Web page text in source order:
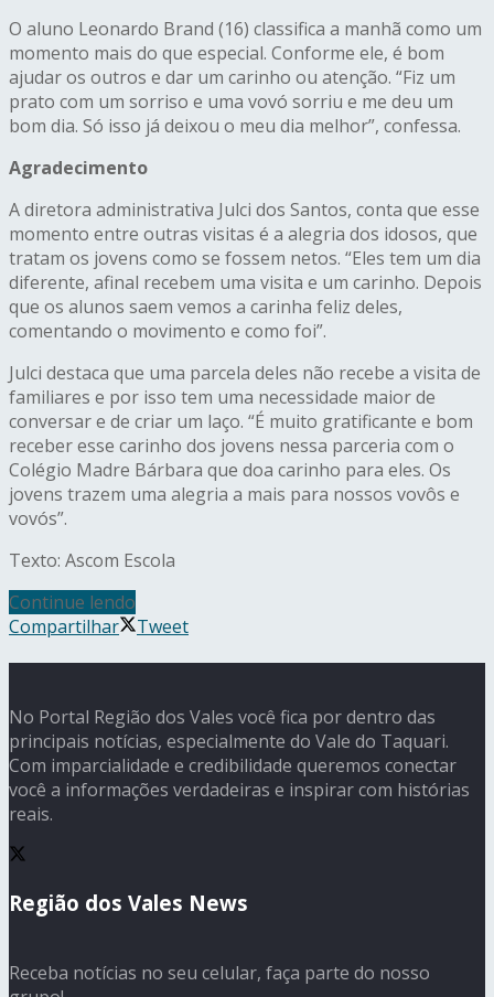
O aluno Leonardo Brand (16) classifica a manhã como um
momento mais do que especial. Conforme ele, é bom
ajudar os outros e dar um carinho ou atenção. “Fiz um
prato com um sorriso e uma vovó sorriu e me deu um
bom dia. Só isso já deixou o meu dia melhor”, confessa.
Agradecimento
A diretora administrativa Julci dos Santos, conta que esse
momento entre outras visitas é a alegria dos idosos, que
tratam os jovens como se fossem netos. “Eles tem um dia
diferente, afinal recebem uma visita e um carinho. Depois
que os alunos saem vemos a carinha feliz deles,
comentando o movimento e como foi”.
Julci destaca que uma parcela deles não recebe a visita de
familiares e por isso tem uma necessidade maior de
conversar e de criar um laço. “É muito gratificante e bom
receber esse carinho dos jovens nessa parceria com o
Colégio Madre Bárbara que doa carinho para eles. Os
jovens trazem uma alegria a mais para nossos vovôs e
vovós”.
Texto: Ascom Escola
Continue lendo
Compartilhar
Tweet
No Portal Região dos Vales você fica por dentro das
principais notícias, especialmente do Vale do Taquari.
Com imparcialidade e credibilidade queremos conectar
você a informações verdadeiras e inspirar com histórias
reais.
Região dos Vales News
Receba notícias no seu celular, faça parte do nosso